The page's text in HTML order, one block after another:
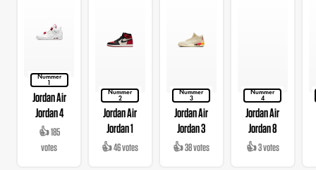
Nummer
1
Jordan Air
Jordan 4
👍 185
votes
Nummer
2
Jordan Air
Jordan 1
👍 46 votes
Nummer
3
Jordan Air
Jordan 3
👍 38 votes
Nummer
4
Jordan Air
Jordan 8
👍 3 votes